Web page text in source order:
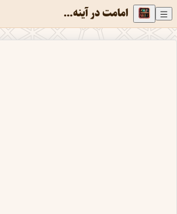
امامت در آینه نبوت: بررسی تطبیقی سیره حکومت علی (علیه السلام) با پیامبر اکرم (صلی الله علیه وآله)